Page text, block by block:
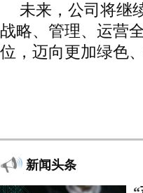
未来，公司将继
战略、管理、运营
位，迈向更加绿色
新闻头条